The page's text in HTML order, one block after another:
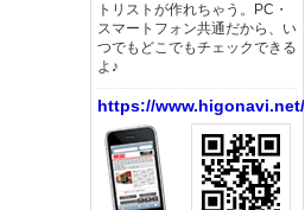
トリストが作れちゃう。PC・
スマートフォン共通だから、い
つでもどこでもチェックできる
よ♪
https://www.higonavi.net/